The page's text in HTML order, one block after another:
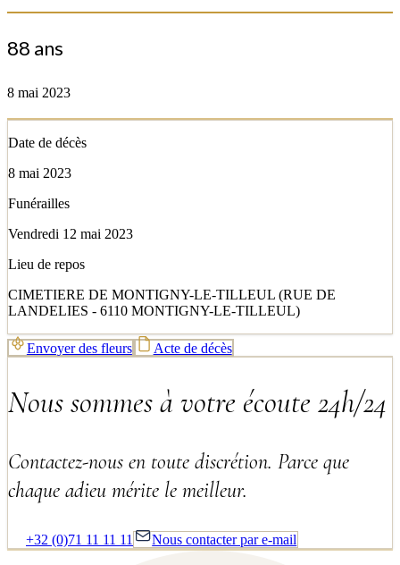
88 ans
8 mai 2023
Date de décès
8 mai 2023
Funérailles
Vendredi 12 mai 2023
Lieu de repos
CIMETIERE DE MONTIGNY-LE-TILLEUL (RUE DE
LANDELIES - 6110 MONTIGNY-LE-TILLEUL)
Envoyer des fleurs Acte de décès
Nous sommes à votre écoute 24h/24
Contactez-nous en toute discrétion. Parce que
chaque adieu mérite le meilleur.
+32 (0)71 11 11 11 Nous contacter par e-mail